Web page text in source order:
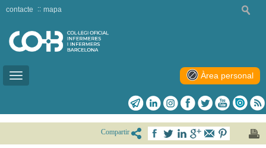
Toggle
contacte mapa
Àrea personal
Compartir